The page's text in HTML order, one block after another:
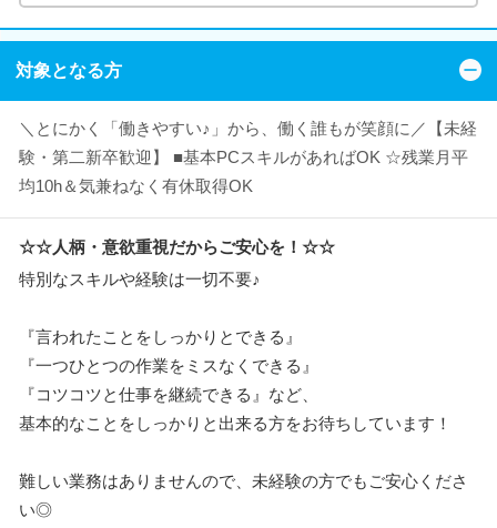
対象となる方
＼とにかく「働きやすい♪」から、働く誰もが笑顔に／【未経
験・第二新卒歓迎】 ■基本PCスキルがあればOK ☆残業月平
均10h＆気兼ねなく有休取得OK
☆☆人柄・意欲重視だからご安心を！☆☆
特別なスキルや経験は一切不要♪
『言われたことをしっかりとできる』
『一つひとつの作業をミスなくできる』
『コツコツと仕事を継続できる』など、
基本的なことをしっかりと出来る方をお待ちしています！
難しい業務はありませんので、未経験の方でもご安心くださ
い◎